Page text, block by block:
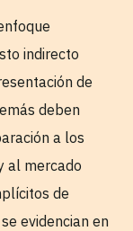
indirecto
de
deben
a los
al mercado
de
evidencian en